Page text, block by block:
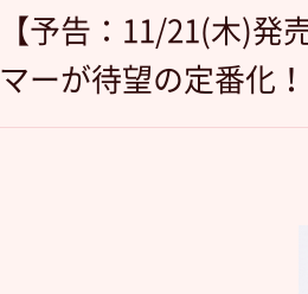
【予告：11/21(木)
マーが待望の定番化！